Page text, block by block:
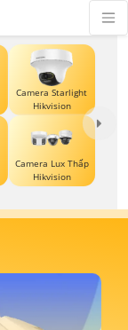
Camera Starlight
Hikvision
Camera Lux Thấp
Hikvision